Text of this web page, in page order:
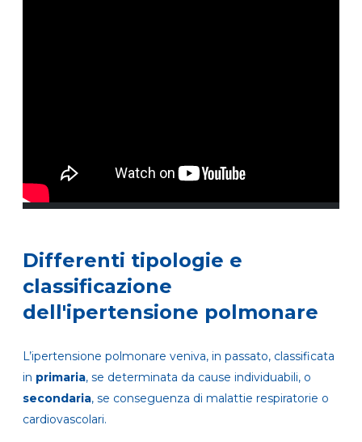
Differenti tipologie e
classificazione
dell'ipertensione polmonare
L’ipertensione polmonare veniva, in passato, classificata
in primaria, se determinata da cause individuabili, o
secondaria, se conseguenza di malattie respiratorie o
cardiovascolari.